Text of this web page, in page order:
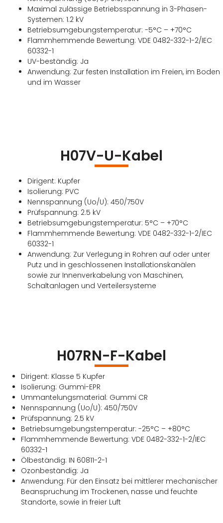
Maximal zulässige Betriebsspannung in 3-Phasen-
Systemen: 1.2 kV
Betriebsumgebungstemperatur: -5°C – +70°C
Flammhemmende Bewertung: VDE 0482-332-1-2/IEC
60332-1
UV-beständig: Ja
Anwendung: Zur festen Installation im Freien, im Boden
und im Wasser
H07V-U-Kabel
Dirigent: Kupfer
Isolierung: PVC
Nennspannung (Uo/U): 450/750V
Prüfspannung: 2.5 kV
Betriebsumgebungstemperatur: 5°C – +70°C
Flammhemmende Bewertung: VDE 0482-332-1-2/IEC
60332-1
Anwendung: Zur Verlegung in Rohren auf oder unter
Putz und in geschlossenen Installationskanälen
sowie zur Innenverkabelung von Maschinen,
Schaltanlagen und Verteilersysteme
H07RN-F-Kabel
Dirigent: Klasse 5 Kupfer
Isolierung: Gummi-EPR
Ummantelungsmaterial: Gummi CR
Nennspannung (Uo/U): 450/750V
Prüfspannung: 2.5 kV
Betriebsumgebungstemperatur: -25°C – +80°C
Flammhemmende Bewertung: VDE 0482-332-1-2/IEC
60332-1
Ölbeständig: IN 60811-2-1
Ozonbeständig: Ja
Anwendung: Für den Einsatz bei mittlerer mechanischer
Beanspruchung im Trockenen, nasse und feuchte
Standorte, sowie in freier Luft